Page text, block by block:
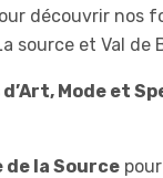
découvrir nos
source et Val de
Mode et
de la Source